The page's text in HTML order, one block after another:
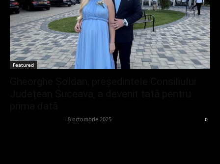
Featured
- 8 octombrie 2025 0